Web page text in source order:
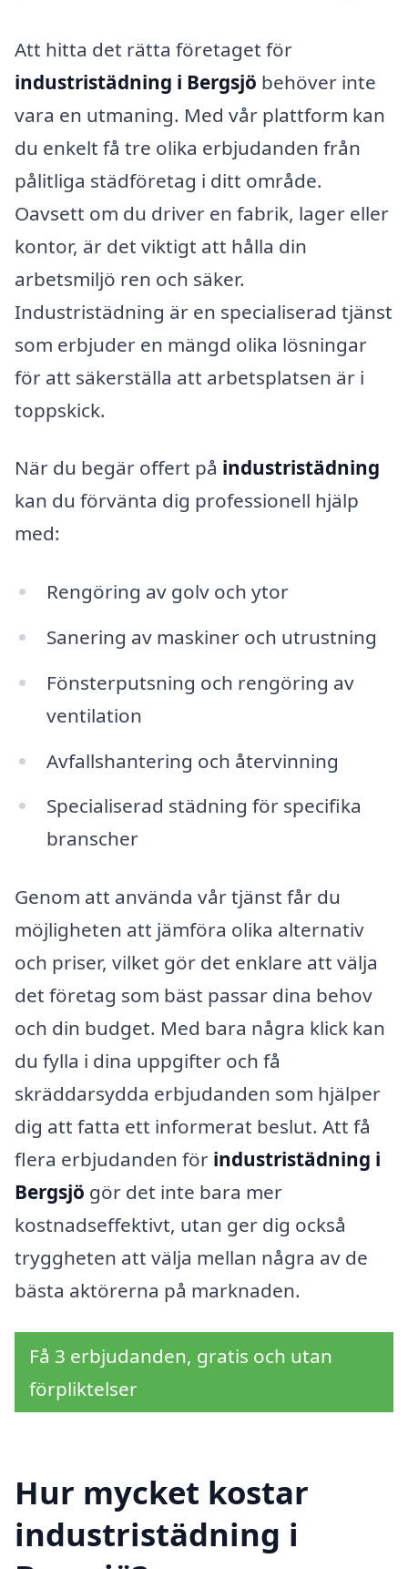
Att hitta det rätta företaget för
industristädning i Bergsjö behöver inte
vara en utmaning. Med vår plattform kan
du enkelt få tre olika erbjudanden från
pålitliga städföretag i ditt område.
Oavsett om du driver en fabrik, lager eller
kontor, är det viktigt att hålla din
arbetsmiljö ren och säker.
Industristädning är en specialiserad tjänst
som erbjuder en mängd olika lösningar
för att säkerställa att arbetsplatsen är i
toppskick.
När du begär offert på industristädning
kan du förvänta dig professionell hjälp
med:
Rengöring av golv och ytor
Sanering av maskiner och utrustning
Fönsterputsning och rengöring av
ventilation
Avfallshantering och återvinning
Specialiserad städning för specifika
branscher
Genom att använda vår tjänst får du
möjligheten att jämföra olika alternativ
och priser, vilket gör det enklare att välja
det företag som bäst passar dina behov
och din budget. Med bara några klick kan
du fylla i dina uppgifter och få
skräddarsydda erbjudanden som hjälper
dig att fatta ett informerat beslut. Att få
flera erbjudanden för industristädning i
Bergsjö gör det inte bara mer
kostnadseffektivt, utan ger dig också
tryggheten att välja mellan några av de
bästa aktörerna på marknaden.
Få 3 erbjudanden, gratis och utan
förpliktelser
Hur mycket kostar
industristädning i